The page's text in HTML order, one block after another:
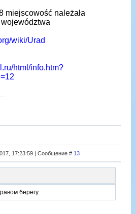
miejscowość należała
wiki/Urad
html/info.htm?
17:23:59 | Сообщение # 13
берегу.